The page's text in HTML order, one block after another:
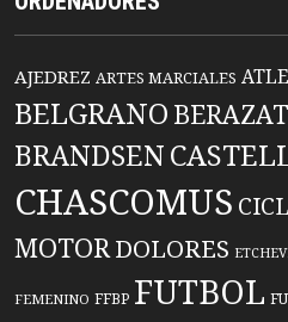
AJEDREZ ARTES MARCIALES
BELGRANO
BRANDSEN
CHASCOMUS
MOTORDOLORES
FEMENINO FFBP FUTBOL